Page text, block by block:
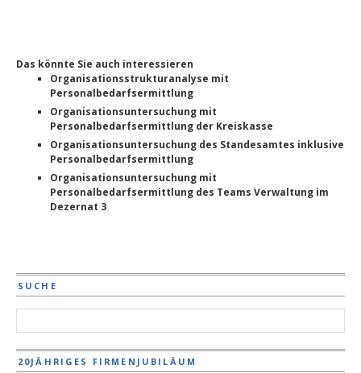
Das könnte Sie auch interessieren
Organisationsstrukturanalyse mit
Personalbedarfsermittlung
Organisationsuntersuchung mit
Personalbedarfsermittlung der Kreiskasse
Organisationsuntersuchung des Standesamtes inklusive
Personalbedarfsermittlung
Organisationsuntersuchung mit
Personalbedarfsermittlung des Teams Verwaltung im
Dezernat 3
SUCHE
20JÄHRIGES FIRMENJUBILÄUM